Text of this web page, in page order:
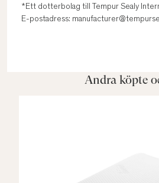
*Ett dotterbolag till Tempur Sealy
E-postadress:
Andra köpte